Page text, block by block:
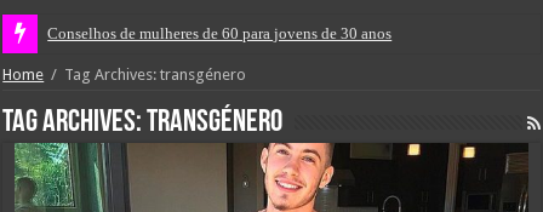
Conselhos de mulheres de 60 para jovens de 30 anos
Home / Tag Archives: transgénero
Tag Archives:transgénero